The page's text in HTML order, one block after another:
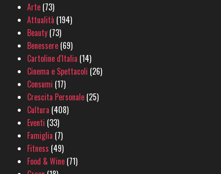
Arte (73)
Attualità (194)
Beauty (73)
Benessere (69)
Cartoline d'Italia (14)
Cinema e Spettacoli (26)
Consumi (17)
Crescita Personale (25)
Cultura (408)
Eventi (33)
Famiglia (7)
Fitness (49)
Food & Wine (71)